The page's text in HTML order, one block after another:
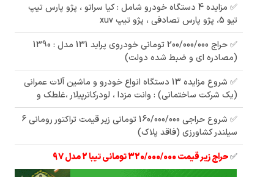
✅ مزایده 4 دستگاه خودرو شامل : کیا سراتو ، پژو پارس تیپ
تیو 5، پژو پارس تصادفی ، پژو تیپ xuv
✅ حراج 200/000/000 تومانی خودروی پراید 131 مدل : 1390
(مصادره ای و ضبط شده دولت)
✅ شروع مزایده 13 دستگاه انواع خودرو و ماشین آلات عمرانی
(یک شرکت ساختمانی) : وانت مزدا ، لودرکاترپیلار ،غلطک و
✅ شروع حراجی 160/000/000 تومانی زیر قیمت تراکتور رومانی 6
سیلندر کشاورزی (فاقد پلاک)
✅حراج زیر قیمت 320/000/000 تومانی تیبا 2 مدل 97